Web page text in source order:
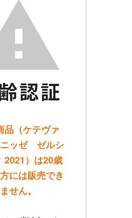
品（ケテヴァ
ッゼ ゼルシ
2021）は20歳
には販売でき
ません。